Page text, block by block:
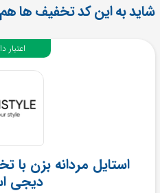
شاید به این کد تخفیف ها هم
دیجی
اعتبار